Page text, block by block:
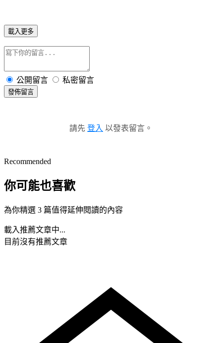
載入更多
公開留言 私密留言
發佈留言
請先 登入 以發表留言。
Recommended
你可能也喜歡
為你精選 3 篇值得延伸閱讀的內容
載入推薦文章中...
目前沒有推薦文章